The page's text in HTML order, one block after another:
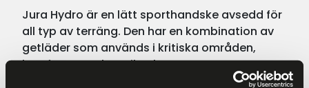
Jura Hydro är en lätt sporthandske avsedd för
all typ av terräng. Den har en kombination av
getläder som används i kritiska områden,
komfortstretchtextil och ett
vattentätt/andningsbart Hipora-membran.